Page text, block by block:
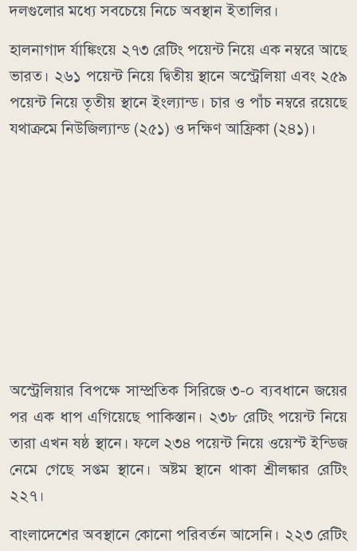
দলগুলোর মধ্যে সবচেয়ে নিচে অবস্থান ইতালির।
হালনাগাদ র্যাঙ্কিংয়ে ২৭৩ রেটিং পয়েন্ট নিয়ে এক নম্বরে আছে
ভারত। ২৬১ পয়েন্ট নিয়ে দ্বিতীয় স্থানে অস্ট্রেলিয়া এবং ২৫৯
পয়েন্ট নিয়ে তৃতীয় স্থানে ইংল্যান্ড। চার ও পাঁচ নম্বরে রয়েছে
যথাক্রমে নিউজিল্যান্ড (২৫১) ও দক্ষিণ আফ্রিকা (২৪১)।
অস্ট্রেলিয়ার বিপক্ষে সাম্প্রতিক সিরিজে ৩-০ ব্যবধানে জয়ের
পর এক ধাপ এগিয়েছে পাকিস্তান। ২৩৮ রেটিং পয়েন্ট নিয়ে
তারা এখন ষষ্ঠ স্থানে। ফলে ২৩৪ পয়েন্ট নিয়ে ওয়েস্ট ইন্ডিজ
নেমে গেছে সপ্তম স্থানে। অষ্টম স্থানে থাকা শ্রীলঙ্কার রেটিং
২২৭।
বাংলাদেশের অবস্থানে কোনো পরিবর্তন আসেনি। ২২৩ রেটিং